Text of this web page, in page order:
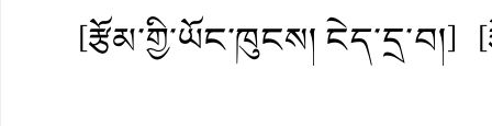
[རྩོམ་གྱི་ཡོང་ཁུངས། ངེད་དྲ་བ།]